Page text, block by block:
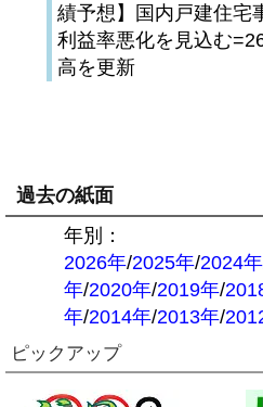
績予想】国内戸建住宅
利益率悪化を見込む
高を更新
過去の紙面
年別：
2026年/2025年/2024年
年/2020年/2019年/
年/2014年/2013年/
ピックアップ